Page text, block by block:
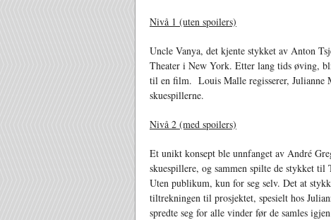
Nivå 1 (uten spoilers)
Uncle Vanya, det kjente stykket av Anton
Theater i New York. Etter lang tids øving,
til en film. Louis Malle regisserer, Julianne
skuespillerne.
Nivå 2 (med spoilers)
Et unikt konsept ble unnfanget av André
skuespillere, og sammen spilte de stykket
Uten publikum, kun for seg selv. Det at
tiltrekningen til prosjektet, spesielt hos
spredte seg for alle vinder før de samles